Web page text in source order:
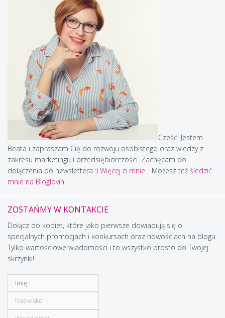
Cześć! Jestem
Beata i zapraszam Cię do rozwoju osobistego oraz wiedzy z
zakresu marketingu i przedsiębiorczości. Zachęcam do
dołączenia do newslettera :) Więcej o mnie... Możesz też śledzić
mnie na Bloglovin
ZOSTAŃMY W KONTAKCIE
Dołącz do kobiet, które jako pierwsze dowiadują się o
specjalnych promocjach i konkursach oraz nowościach na blogu.
Tylko wartościowe wiadomości i to wszystko prosto do Twojej
skrzynki!